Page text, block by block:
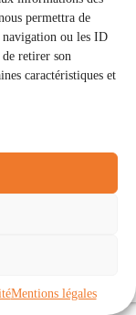
permettra de
navigation ou les ID
retirer son
caractéristiques et
Mentions légales